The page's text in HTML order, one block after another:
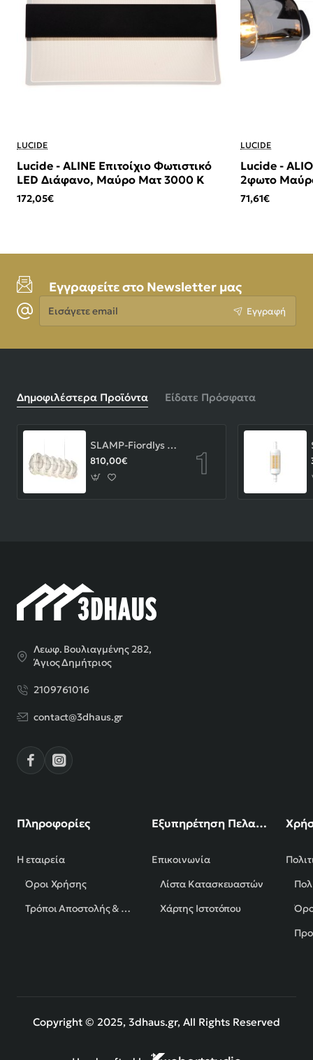
LUCIDE
Lucide - ALINE Επιτοίχιο Φωτιστικό
LED Διάφανο, Μαύρο Ματ 3000 K
172,05€
LUCIDE
Lucide -
2φωτο
(Smoke)
71,61€
Εγγραφείτε στο Newsletter μας
Εισάγετε
email
Εγγραφή
Δημοφιλέστερα Προϊόντα Είδατε Πρόσφατα
SLAMP-Fiordlys Linear Φωτιστικό Κρεμαστό 90x26x33cm White ΚΩΔ.-FRDSXXLWHT01T00LINEU
810,00€
Λεωφ. Βουλιαγμένης 282,
Άγιος Δημήτριος
2109761016
contact@3dhaus.gr
Πληροφορίες
Η εταιρεία
Όροι Χρήσης
Τρόποι Αποστολής & Πληρωμής
Εξυπηρέτηση Πελατών
Επικοινωνία
Λίστα Κατασκευαστών
Χάρτης Ιστοτόπου
Copyright © 2025, 3dhaus.gr, All Rights Reserved